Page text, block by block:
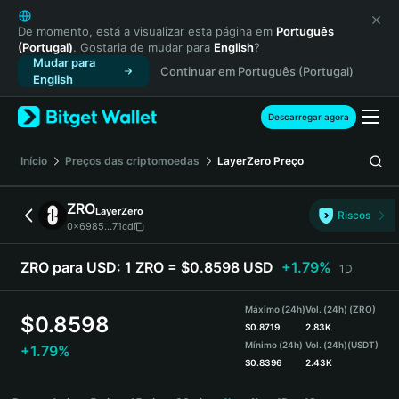
English
日本語
Tiếng Việt
Русский
Español (Latinoamérica)
Türkçe
Français
Deutsch
简体中文
繁體中文
Português (Portugal)
Bahasa Indonesia
ภาษาไทย
Español
Español (Argentina)
De momento, está a visualizar esta página em Português
(Portugal). Gostaria de mudar para English?
Mudar para
English
Continuar em Português (Portugal)
Descarregar agora
Início Preços das criptomoedas LayerZero Preço
ZROLayerZero
0x6985...71cd
Riscos
ZRO para USD: 1 ZRO = $0.8598 USD +1.79% 1D
$0.8598
+1.79%
Máximo (24h)
$0.8719
Mínimo (24h)
$0.8396
Vol. (24h) (ZRO)
2.83K
Vol. (24h)(USDT)
2.43K